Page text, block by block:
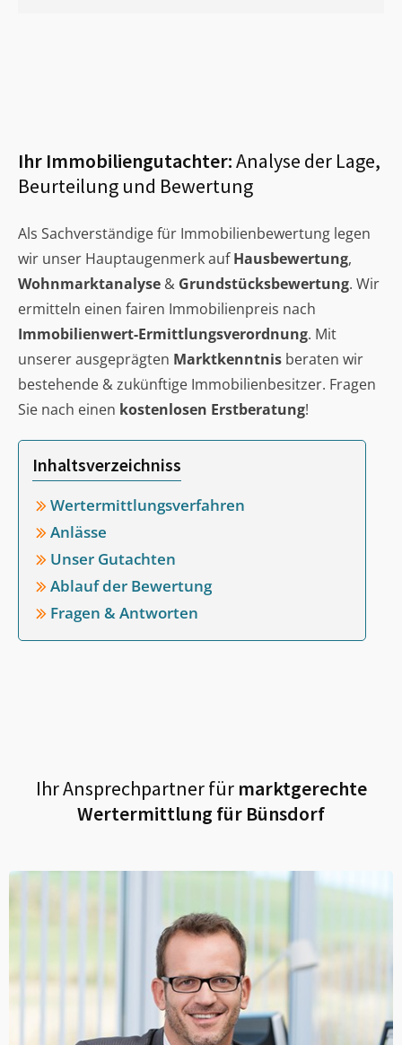
Ihr Immobiliengutachter:Analyse der Lage,
Beurteilung und Bewertung
Als Sachverständige für Immobilienbewertung legen
wir unser Hauptaugenmerk aufHausbewertung,
Wohnmarktanalyse & Grundstücksbewertung. Wir
ermitteln einen fairen Immobilienpreis nach
Immobilienwert-Ermittlungsverordnung. Mit
unserer ausgeprägten Marktkenntnis beraten wir
bestehende & zukünftige Immobilienbesitzer. Fragen
Sie nach einen kostenlosen Erstberatung!
Inhaltsverzeichniss
Wertermittlungsverfahren
Anlässe
Unser Gutachten
Ablauf der Bewertung
Fragen & Antworten
Ihr Ansprechpartner fürmarktgerechte
Wertermittlung für Bünsdorf